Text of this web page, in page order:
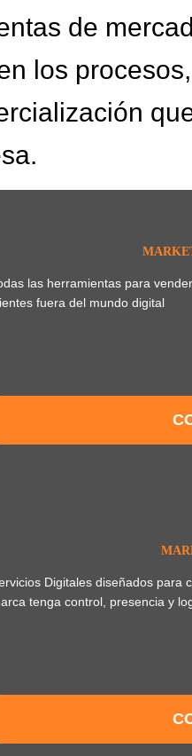
de
los
las herramientas para
fuera del mundo digital
Digitales diseñados para
tenga control, presencia y